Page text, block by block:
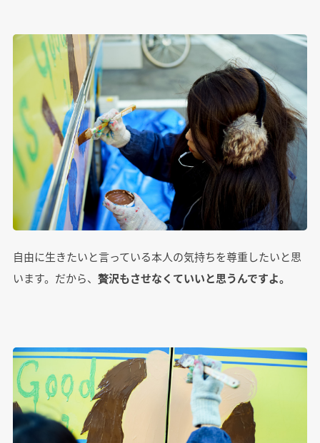
自由に生きたいと言っている本人の気持ちを尊重したいと思
います。だから、 贅沢もさせなくていいと思うんですよ。